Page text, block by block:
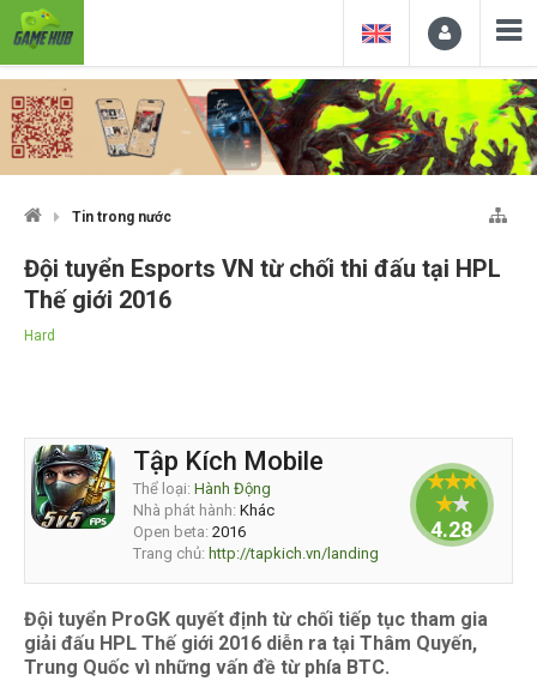
Tin trong nước
Đội tuyển Esports VN từ chối thi đấu tại HPL
Thế giới 2016
Hard
Tập Kích Mobile
Thể loại: Hành Động
Nhà phát hành: Khác
Open beta: 2016
Trang chủ: http://tapkich.vn/landing
4.28571
Đội tuyển ProGK quyết định từ chối tiếp tục tham gia
giải đấu HPL Thế giới 2016 diễn ra tại Thâm Quyến,
Trung Quốc vì những vấn đề từ phía BTC.